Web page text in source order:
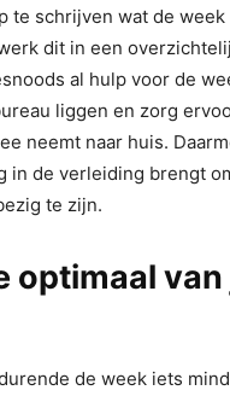
te schrijven wat de week
dit in een
al hulp voor de
liggen en zorg
neemt naar huis.
in de verleiding brengt
te zijn.
optimaal van
de week iets